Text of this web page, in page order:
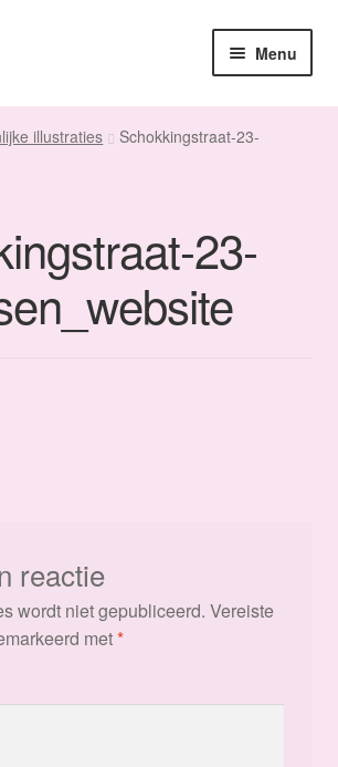
Menu
illustraties
Schokkingstraat-23-
23-
reactie
wordt niet gepubliceerd. Vereiste
met*